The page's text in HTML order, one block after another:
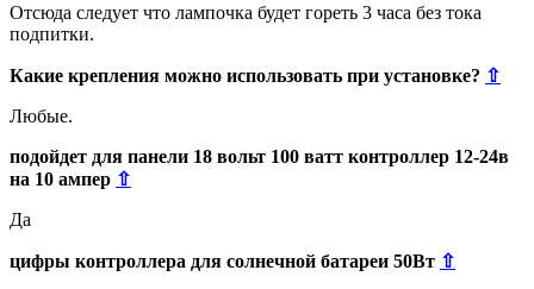
Отсюда следует что лампочка будет гореть 3 часа без тока
подпитки.
Какие крепления можно использовать при установке? ⇧
Любые.
подойдет для панели 18 вольт 100 ватт контроллер 12-24в
на 10 ампер ⇧
Да
цифры контроллера для солнечной батареи 50Вт ⇧